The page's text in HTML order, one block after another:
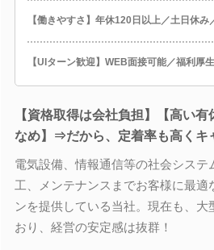
【働きやすさ】年休120日以上／土日休み
【UIターン歓迎】WEB面接可能／福利厚
【資格取得は会社負担】【高い有
なめ】⇒だから、定着率も高くキ
電気設備、情報通信等の社会システ
工、メンテナンスまでお客様に最適
ンを提供している当社。現在も、大
おり、経営の安定感は抜群！